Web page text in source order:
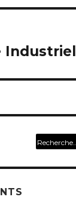
Industriel
Recherche